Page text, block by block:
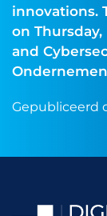
innovations.
on
and
Gepubliceerd